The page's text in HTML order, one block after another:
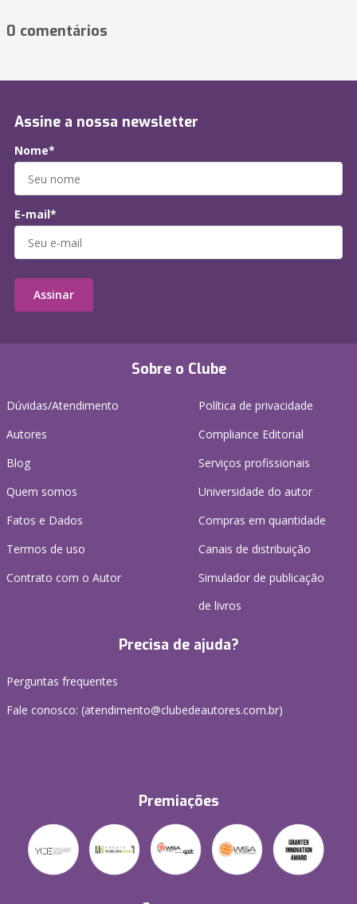
0 comentários
Sobre o Clube
Dúvidas/Atendimento
Autores
Blog
Quem somos
Fatos e Dados
Termos de uso
Contrato com o Autor
Política de privacidade
Compliance Editorial
Serviços profissionais
Universidade do autor
Compras em quantidade
Canais de distribuição
Simulador de publicação
de livros
Precisa de ajuda?
Perguntas frequentes
Fale conosco: (atendimento@clubedeautores.com.br)
Premiações
Assine a nossa newsletter
Nome*
E-mail*
Assinar